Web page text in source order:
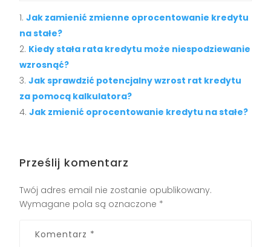
Jak zamienić zmienne oprocentowanie kredytu
na stałe?
Kiedy stała rata kredytu może niespodziewanie
wzrosnąć?
Jak sprawdzić potencjalny wzrost rat kredytu
za pomocą kalkulatora?
Jak zmienić oprocentowanie kredytu na stałe?
Prześlij komentarz
Twój adres email nie zostanie opublikowany.
Wymagane pola są oznaczone *